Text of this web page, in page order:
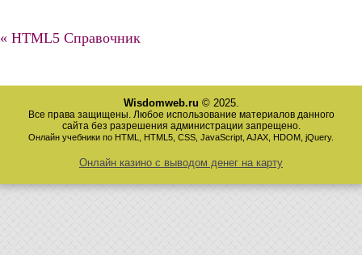
« HTML5 Справочник
Wisdomweb.ru © 2025.
Все права защищены. Любое использование материалов данного
сайта без разрешения администрации запрещено.
Онлайн учебники по HTML, HTML5, CSS, JavaScript, AJAX, HDOM, jQuery.
Онлайн казино с выводом денег на карту